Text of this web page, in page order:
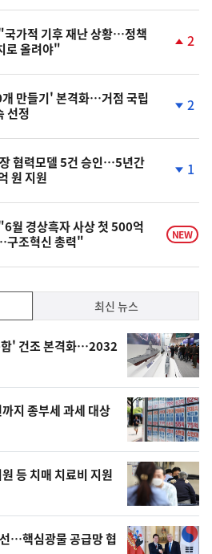
상
국가적 기후 재난 상황…정책
로 올려야"
상
2
만들기' 본격화…거점 국립
선정
하
2
협력모델 5건 승인…5년간
원 지원
하
락
1
월 경상흑자 사상 첫 500억
구조혁신 총력"
NEW
최신 뉴스
함' 건조 본격화…2032
지 종부세 과세 대상
등 치매 치료비 지원
…핵심광물 공급망 협